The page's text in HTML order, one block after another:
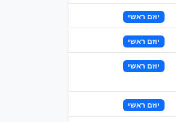
יוזם ראשי
יוזם ראשי
יוזם ראשי
יוזם ראשי